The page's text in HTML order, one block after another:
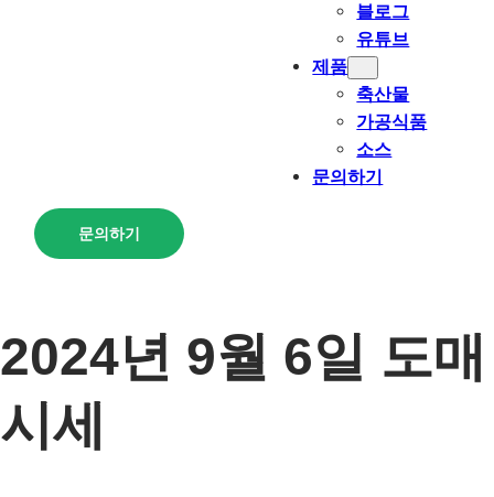
블로그
유튜브
제품
축산물
가공식품
소스
문의하기
문의하기
2024년 9월 6일 도매
시세